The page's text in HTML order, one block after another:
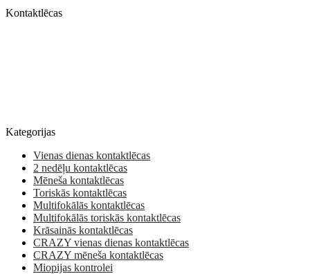
Kontaktlēcas
Kategorijas
Vienas dienas kontaktlēcas
2 nedēļu kontaktlēcas
Mēneša kontaktlēcas
Toriskās kontaktlēcas
Multifokālās kontaktlēcas
Multifokālās toriskās kontaktlēcas
Krāsainās kontaktlēcas
CRAZY vienas dienas kontaktlēcas
CRAZY mēneša kontaktlēcas
Miopijas kontrolei